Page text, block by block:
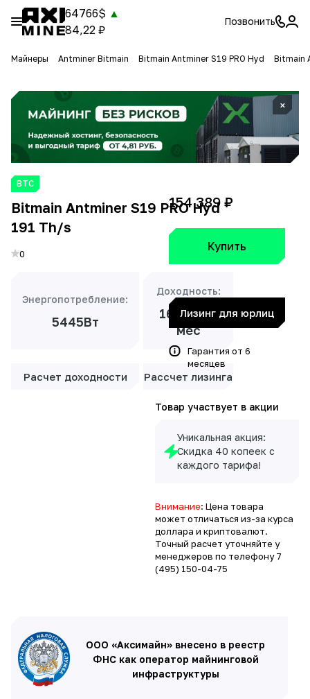
64766$ ▲
84,22 ₽
Позвонить
Майнеры Antminer Bitmain Bitmain Antminer S19 PRO Hyd Bitmain
×
BTC
Bitmain Antminer S19 PRO Hyd
191 Th/s
0
Энергопотребление:
5445Вт
Доходность:
16 071 ₽/
мес
Расчет доходности Рассчет лизинга
154 389 ₽
Купить
Лизинг для юрлиц
Гарантия от 6
месяцев
Товар участвует в акции
Уникальная акция:
Скидка 40 копеек с
каждого тарифа!
Внимание: Цена товара
может отличаться из-за курса
доллара и криптовалют.
Точный расчет уточняйте у
менеджеров по телефону7
(495) 150-04-75
ООО «Аксимайн» внесено в реестр
ФНС как оператор майнинговой
инфраструктуры